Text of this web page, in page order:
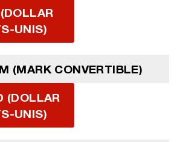
UNIS)
(MARK CONVERTIBLE)
(DOLLAR
UNIS)